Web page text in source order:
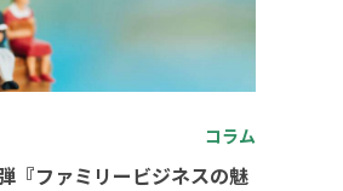
コラム
『ファミリービジネスの魅